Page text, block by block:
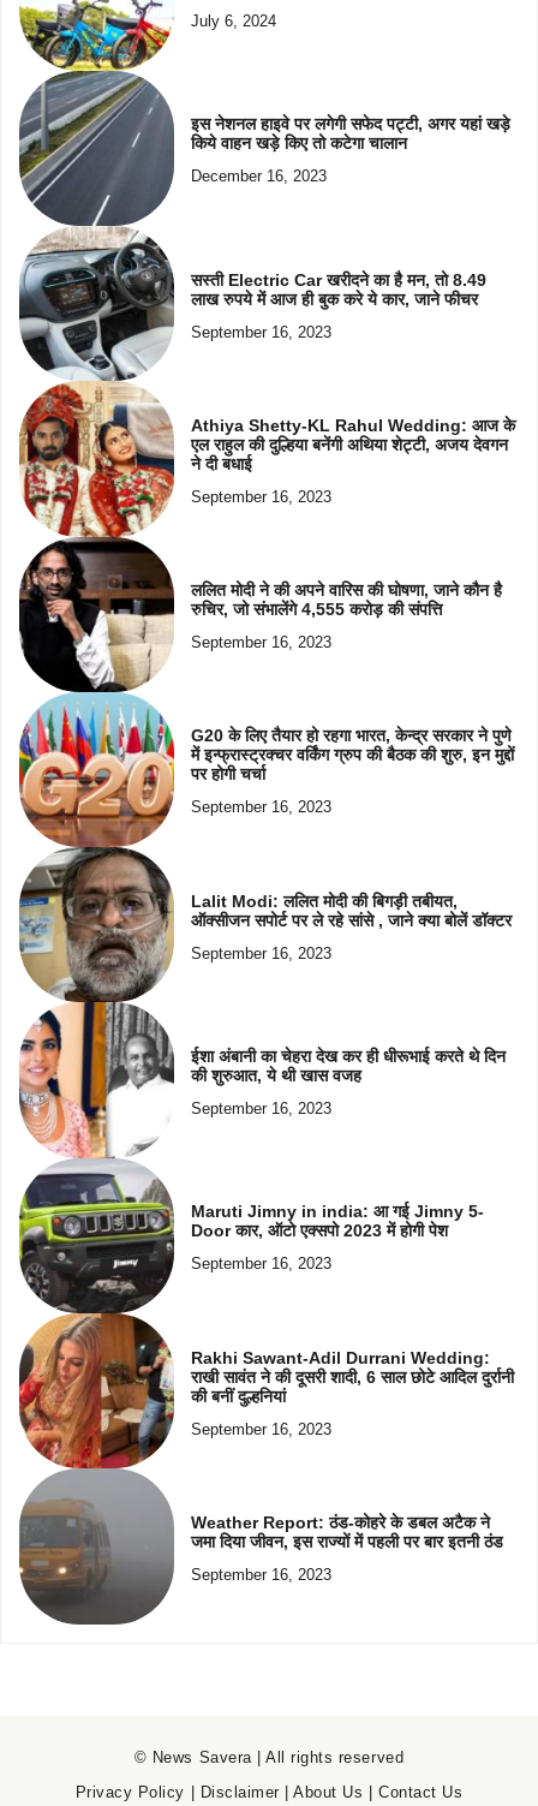
July 6, 2024
इस नेशनल हाइवे पर लगेगी सफेद पट्टी, अगर यहां खड़े
किये वाहन खड़े किए तो कटेगा चालान
December 16, 2023
सस्ती Electric Car खरीदने का है मन, तो 8.49
लाख रुपये में आज ही बुक करे ये कार, जाने फीचर
September 16, 2023
Athiya Shetty-KL Rahul Wedding: आज के
एल राहुल की दुल्हिया बनेंगी अथिया शेट्टी, अजय देवगन
ने दी बधाई
September 16, 2023
ललित मोदी ने की अपने वारिस की घोषणा, जाने कौन है
रुचिर, जो संभालेंगे 4,555 करोड़ की संपत्ति
September 16, 2023
G20 के लिए तैयार हो रहगा भारत, केन्द्र सरकार ने पुणे
में इन्फ्रास्ट्रक्चर वर्किंग ग्रुप की बैठक की शुरु, इन मुद्दों
पर होगी चर्चा
September 16, 2023
Lalit Modi: ललित मोदी की बिगड़ी तबीयत,
ऑक्सीजन सपोर्ट पर ले रहे सांसे , जाने क्या बोलें डॉक्टर
September 16, 2023
ईशा अंबानी का चेहरा देख कर ही धीरूभाई करते थे दिन
की शुरुआत, ये थी खास वजह
September 16, 2023
Maruti Jimny in india: आ गई Jimny 5-
Door कार, ऑटो एक्सपो 2023 में होगी पेश
September 16, 2023
Rakhi Sawant-Adil Durrani Wedding:
राखी सावंत ने की दूसरी शादी, 6 साल छोटे आदिल दुर्रानी
की बनीं दुल्हनियां
September 16, 2023
Weather Report: ठंड-कोहरे के डबल अटैक ने
जमा दिया जीवन, इस राज्यों में पहली पर बार इतनी ठंड
September 16, 2023
© News Savera | All rights reserved
Privacy Policy | Disclaimer |About Us |Contact Us